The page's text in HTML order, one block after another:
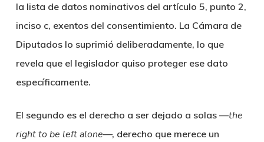
la lista de datos nominativos del artículo 5, punto 2,
inciso c, exentos del consentimiento. La Cámara de
Diputados lo suprimió deliberadamente, lo que
revela que el legislador quiso proteger ese dato
específicamente.
El segundo es el derecho a ser dejado a solas —the
right to be left alone—, derecho que merece un